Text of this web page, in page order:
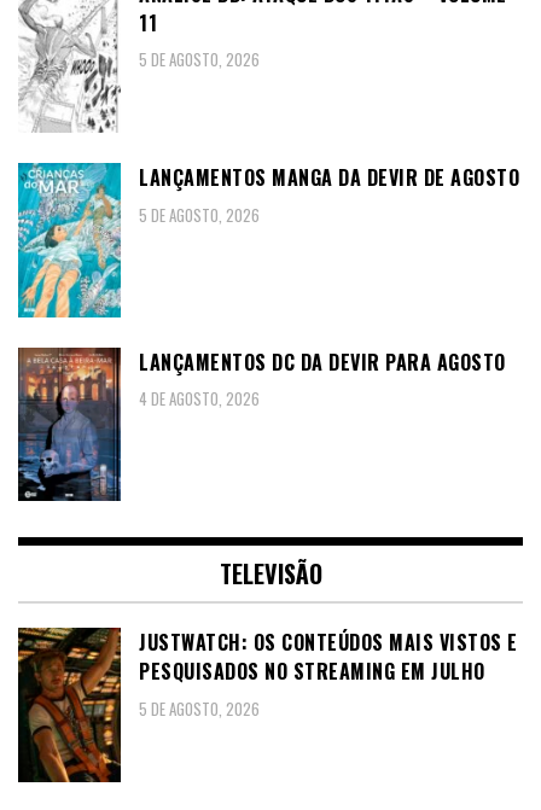
11
5 DE AGOSTO, 2026
LANÇAMENTOS MANGA DA DEVIR DE AGOSTO
5 DE AGOSTO, 2026
LANÇAMENTOS DC DA DEVIR PARA AGOSTO
4 DE AGOSTO, 2026
TELEVISÃO
JUSTWATCH: OS CONTEÚDOS MAIS VISTOS E
PESQUISADOS NO STREAMING EM JULHO
5 DE AGOSTO, 2026